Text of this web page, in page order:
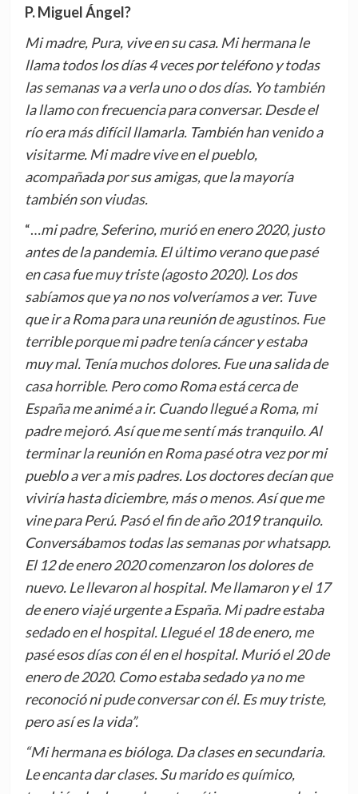
P. Miguel Ángel?
Mi madre, Pura, vive en su casa. Mi hermana le
llama todos los días 4 veces por teléfono y todas
las semanas va a verla uno o dos días. Yo también
la llamo con frecuencia para conversar. Desde el
río era más difícil llamarla. También han venido a
visitarme. Mi madre vive en el pueblo,
acompañada por sus amigas, que la mayoría
también son viudas.
“…mi padre, Seferino, murió en enero 2020, justo
antes de la pandemia. El último verano que pasé
en casa fue muy triste (agosto 2020). Los dos
sabíamos que ya no nos volveríamos a ver. Tuve
que ir a Roma para una reunión de agustinos. Fue
terrible porque mi padre tenía cáncer y estaba
muy mal. Tenía muchos dolores. Fue una salida de
casa horrible. Pero como Roma está cerca de
España me animé a ir. Cuando llegué a Roma, mi
padre mejoró. Así que me sentí más tranquilo. Al
terminar la reunión en Roma pasé otra vez por mi
pueblo a ver a mis padres. Los doctores decían que
viviría hasta diciembre, más o menos. Así que me
vine para Perú. Pasó el fin de año 2019 tranquilo.
Conversábamos todas las semanas por whatsapp.
El 12 de enero 2020 comenzaron los dolores de
nuevo. Le llevaron al hospital. Me llamaron y el 17
de enero viajé urgente a España. Mi padre estaba
sedado en el hospital. Llegué el 18 de enero, me
pasé esos días con él en el hospital. Murió el 20 de
enero de 2020. Como estaba sedado ya no me
reconoció ni pude conversar con él. Es muy triste,
pero así es la vida”.
“Mi hermana es bióloga. Da clases en secundaria.
Le encanta dar clases. Su marido es químico,